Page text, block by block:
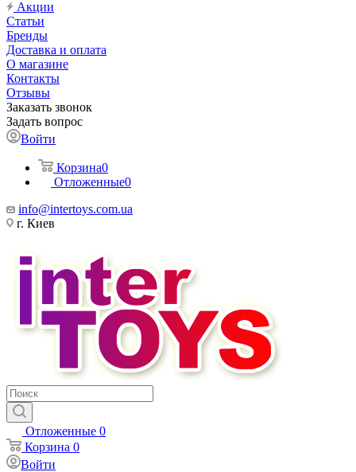
Акции
Статьи
Бренды
Доставка и оплата
О магазине
Контакты
Отзывы
Заказать звонок
Задать вопрос
Войти
Корзина0
Отложенные0
info@intertoys.com.ua
г. Киев
Отложенные 0
Корзина 0
Войти